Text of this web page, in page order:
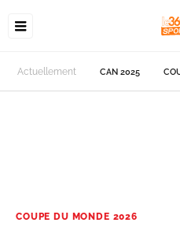
Actuellement CAN 2025
COUPE DU MONDE 2026